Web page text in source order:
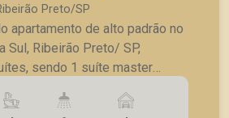
Preto/SP
apartamento de alto padrão no
Sul, Ribeirão Preto/ SP,
Sr. e Sra.; - Suítes com
com vista livre; - Hall social/